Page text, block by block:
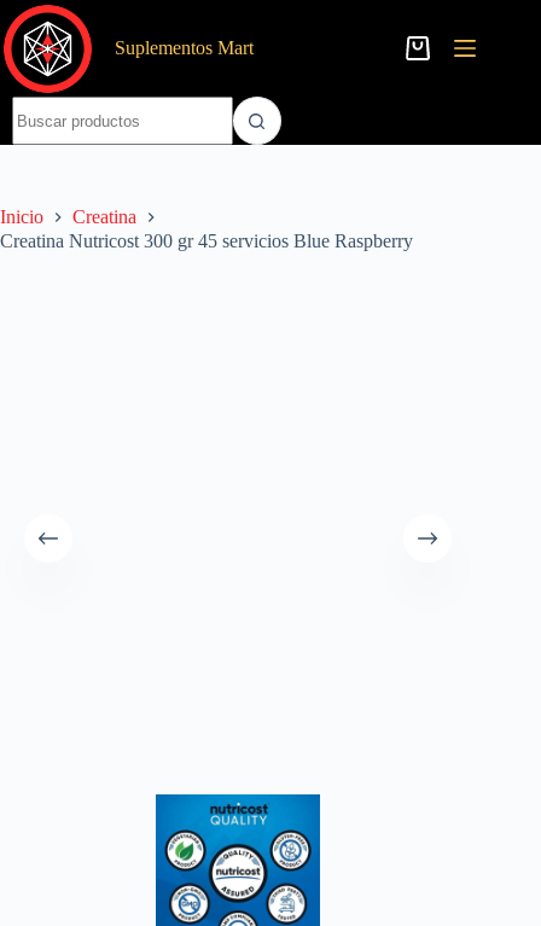
Saltar
al
contenido
Suplementos Mart
Carro
resultados
Inicio
Creatina
Creatina Nutricost 300 gr 45 servicios Blue Raspberry